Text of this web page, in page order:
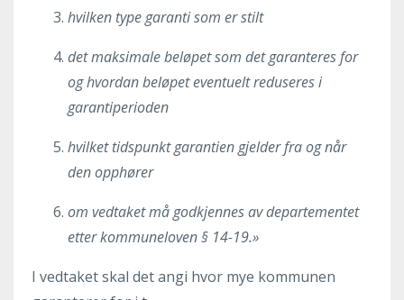
hvilken type garanti som er stilt
det maksimale beløpet som det garanteres for
og hvordan beløpet eventuelt reduseres i
garantiperioden
hvilket tidspunkt garantien gjelder fra og når
den opphører
om vedtaket må godkjennes av departementet
etter kommuneloven § 14-19.»
I vedtaket skal det angi hvor mye kommunen